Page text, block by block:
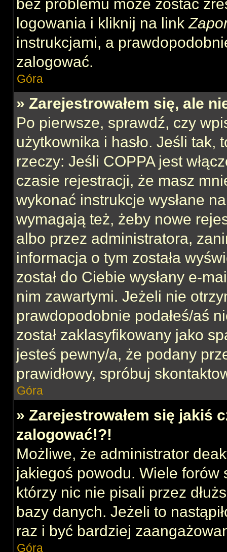
bez problemu może zostać
logowania i kliknij na link
instrukcjami, a
zalogować.
Góra
» Zarejestrowałem się, ale
Po pierwsze, sprawdź, czy
użytkownika i hasło. Jeśli tak,
rzeczy: Jeśli COPPA jest
czasie rejestracji, że masz
wykonać instrukcje wysłane
wymagają też, żeby nowe
albo przez administratora,
informacja o tym została
został do Ciebie wysłany e-
nim zawartymi. Jeżeli nie
prawdopodobnie podałeś/aś
został zaklasyfikowany jako
jesteś pewny/a, że podany
prawidłowy, spróbuj
Góra
» Zarejestrowałem się jakiś
zalogować!?!
Możliwe, że administrator
jakiegoś powodu. Wiele forów
którzy nic nie pisali przez
bazy danych. Jeżeli to
raz i być bardziej
Góra